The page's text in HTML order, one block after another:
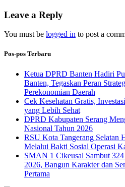
Leave a Reply
You must be logged in to post a
Pos-pos Terbaru
Ketua DPRD Banten Hadiri
Banten, Tegaskan Peran
Perekonomian Daerah
Cek Kesehatan Gratis,
yang Lebih Sehat
DPRD Kabupaten Serang
Nasional Tahun 2026
RSU Kota Tangerang Selatan
Melalui Bakti Sosial Operasi
SMAN 1 Cikeusal Sambut
2026, Bangun Karakter dan
Pertama